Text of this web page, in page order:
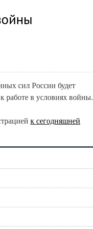
сил России будет
работе в условиях войны.
к сегодняшней